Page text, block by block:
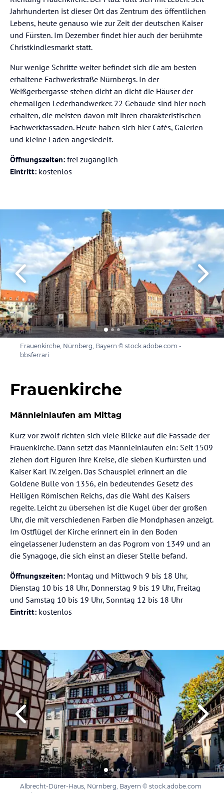
Jahrhunderten ist dieser Ort das Zentrum des öffentlichen
Lebens, heute genauso wie zur Zeit der deutschen Kaiser
und Fürsten. Im Dezember findet hier auch der berühmte
Christkindlesmarkt statt.
Nur wenige Schritte weiter befindet sich die am besten
erhaltene Fachwerkstraße Nürnbergs. In der
Weißgerbergasse stehen dicht an dicht die Häuser der
ehemaligen Lederhandwerker. 22 Gebäude sind hier noch
erhalten, die meisten davon mit ihren charakteristischen
Fachwerkfassaden. Heute haben sich hier Cafés, Galerien
und kleine Läden angesiedelt.
Öffnungszeiten: frei zugänglich
Eintritt: kostenlos
Frauenkirche, Nürnberg, Bayern © stock.adobe.com -
bbsferrari
Frauenkirche
Männleinlaufen am Mittag
Kurz vor zwölf richten sich viele Blicke auf die Fassade der
Frauenkirche. Dann setzt das Männleinlaufen ein: Seit 1509
ziehen dort Figuren ihre Kreise, die sieben Kurfürsten und
Kaiser Karl IV. zeigen. Das Schauspiel erinnert an die
Goldene Bulle von 1356, ein bedeutendes Gesetz des
Heiligen Römischen Reichs, das die Wahl des Kaisers
regelte. Leicht zu übersehen ist die Kugel über der großen
Uhr, die mit verschiedenen Farben die Mondphasen anzeigt.
Im Ostflügel der Kirche erinnert ein in den Boden
eingelassener Judenstern an das Pogrom von 1349 und an
die Synagoge, die sich einst an dieser Stelle befand.
Öffnungszeiten: Montag und Mittwoch 9 bis 18 Uhr,
Dienstag 10 bis 18 Uhr, Donnerstag 9 bis 19 Uhr, Freitag
und Samstag 10 bis 19 Uhr, Sonntag 12 bis 18 Uhr
Eintritt: kostenlos
Albrecht-Dürer-Haus, Nürnberg, Bayern © stock.adobe.com